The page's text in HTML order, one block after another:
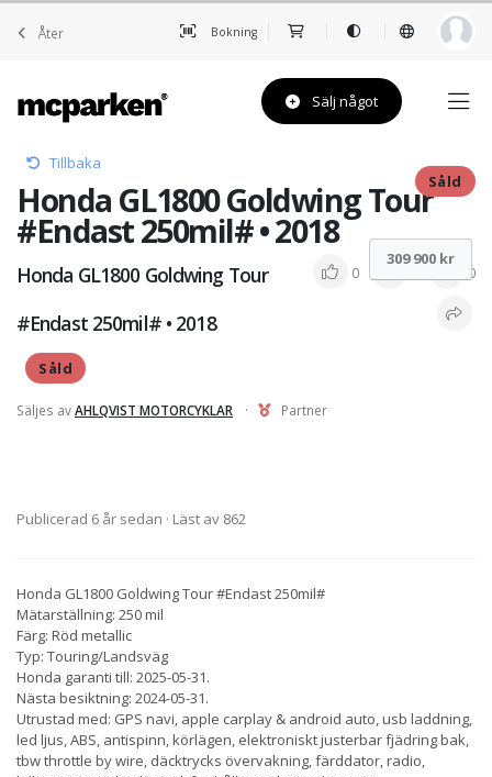
Åter Bokning
Sälj något
Tillbaka
Honda GL1800 Goldwing Tour
#Endast 250mil# • 2018
Såld
Honda GL1800 Goldwing Tour
#Endast 250mil# • 2018
Såld
0 0
Säljes avAHLQVIST MOTORCYKLAR · Partner
309 900 kr
Publicerad 6 år sedan · Läst av 862
Honda GL1800 Goldwing Tour #Endast 250mil#
Mätarställning: 250 mil
Färg: Röd metallic
Typ: Touring/Landsväg
Honda garanti till: 2025-05-31.
Nästa besiktning: 2024-05-31.
Utrustad med: GPS navi, apple carplay & android auto, usb laddning,
led ljus, ABS, antispinn, körlägen, elektroniskt justerbar fjädring bak,
tbw throttle by wire, däcktrycks övervakning, färddator, radio,